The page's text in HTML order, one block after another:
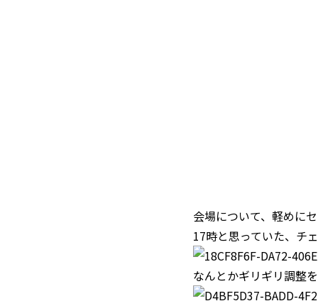
会場について、軽めに
17時と思っていた、チ
なんとかギリギリ調整